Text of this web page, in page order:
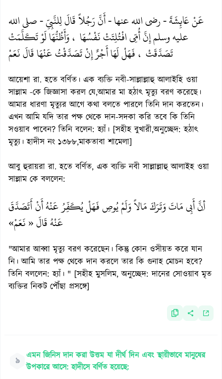
عَنْ عَائِشَةَ - رضى الله عنها - أَنَّ رَجُلاً قَالَ لِلنَّبِىِّ - صلى الله
عليه وسلم إِنَّ أُمِّى افْتُلِتَتْ نَفْسُهَا ، وَأَظُنُّهَا لَوْ تَكَلَّمَتْ
تَصَدَّقَتْ ، فَهَلْ لَهَا أَجْرٌ إِنْ تَصَدَّقْتُ عَنْهَا قَالَ نَعَمْ
আয়েশা রা. হতে বর্ণিত। এক ব্যক্তি নবী-সাল্লাল্লাহু আলাইহি ওয়া
সাল্লাম -কে জিজ্ঞাসা করল যে,আমার মা হঠাৎ মৃত্যু বরণ করেছে।
আমার ধারণা মৃত্যুর আগে কথা বলতে পারলে তিনি দান করতেন।
এখন আমি যদি তার পক্ষ থেকে দান-সদকা করি তবে কি তিনি
সওয়াব পাবেন? তিনি বলেন: হ্যাঁ। [সহীহ বুখারী,অনুচ্ছেদ: হঠাৎ
মৃত্যু। হাদীস নং ১৩৮৮,মাকতাবা শামেলা]
আবু হুরায়রা রা. হতে বর্ণিত, এক ব্যক্তি নবী সাল্লাল্লাহু আলাইহ ওয়া
সাল্লাম কে বললেন:
أِنَّ أَبِى مَاتَ وَتَرَكَ مَالاً وَلَمْ يُوصِ فَهَلْ يُكَفِّرُ عَنْهُ أَنْ أَتَصَدَّقَ
عَنْهُ قَالَ « نَعَمْ»
"আমার আব্বা মৃত্যু বরণ করেছেন। কিন্তু কোন ওসীয়ত করে যান
নি। আমি তার পক্ষ থেকে দান করলে তার কি গুনাহ মোচন হবে?
তিনি বললেন: হ্যাঁ। " [সহীহ মুসলিম, অনুচ্ছেদ: দানের সোওয়াব মৃত
ব্যক্তির নিকট পৌঁছা প্রসঙ্গে]
৯
এমন জিনিস দান করা উত্তম যা দীর্ঘ দিন এবং স্থায়ীভাবে মানুষের
উপকারে আসে: হাদীসে বর্ণিত হয়েছে: